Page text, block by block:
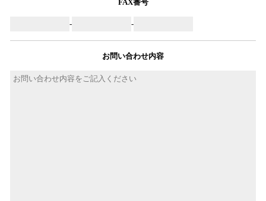
FAX番号
- -
お問い合わせ内容